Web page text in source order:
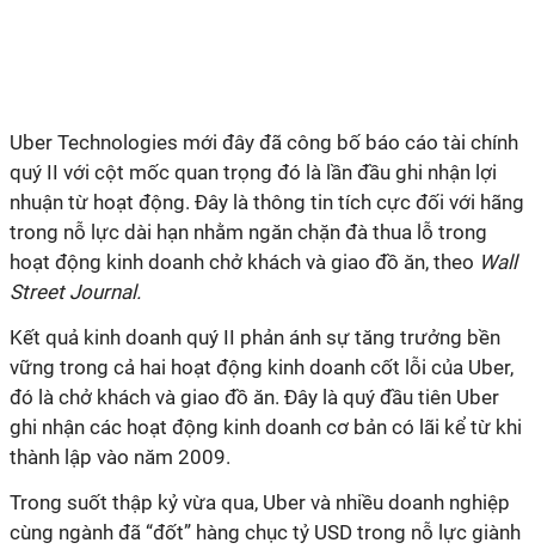
Uber Technologies mới đây đã công bố báo cáo tài chính
quý II với cột mốc quan trọng đó là lần đầu ghi nhận lợi
nhuận từ hoạt động. Đây là thông tin tích cực đối với hãng
trong nỗ lực dài hạn nhằm ngăn chặn đà thua lỗ trong
hoạt động kinh doanh chở khách và giao đồ ăn, theo Wall
Street Journal.
Kết quả kinh doanh quý II phản ánh sự tăng trưởng bền
vững trong cả hai hoạt động kinh doanh cốt lỗi của Uber,
đó là chở khách và giao đồ ăn. Đây là quý đầu tiên Uber
ghi nhận các hoạt động kinh doanh cơ bản có lãi kể từ khi
thành lập vào năm 2009.
Trong suốt thập kỷ vừa qua, Uber và nhiều doanh nghiệp
cùng ngành đã “đốt” hàng chục tỷ USD trong nỗ lực giành